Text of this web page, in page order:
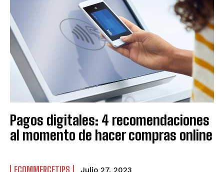
Pagos digitales: 4 recomendaciones
al momento de hacer compras online
ECOMMERCETIPS